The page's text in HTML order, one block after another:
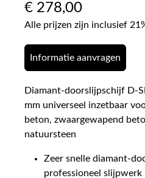
€ 278,00
Alle prijzen zijn inclusief
Informatie aanvragen
Diamant-doorslijpschijf D-
mm universeel inzetbaar
beton, zwaargewapend
natuursteen
Zeer snelle diamant-
professioneel slijpwerk